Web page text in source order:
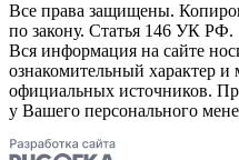
Все права защищены.
по закону. Статья 146 УК РФ.
Вся информация на сайте
ознакомительный характер и
официальных источников.
у Вашего персонального